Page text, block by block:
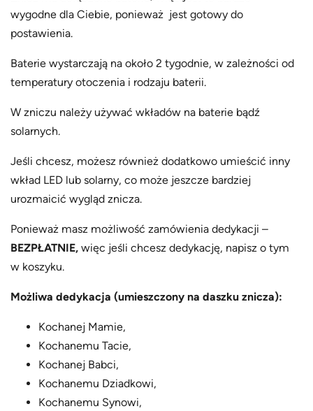
wygodne dla Ciebie, ponieważ jest gotowy do
postawienia.
Baterie wystarczają na około 2 tygodnie, w zależności od
temperatury otoczenia i rodzaju baterii.
W zniczu należy używać wkładów na baterie bądź
solarnych.
Jeśli chcesz, możesz również dodatkowo umieścić inny
wkład LED lub solarny, co może jeszcze bardziej
urozmaicić wygląd znicza.
Ponieważ masz możliwość zamówienia dedykacji –
BEZPŁATNIE,więc jeśli chcesz dedykację, napisz o tym
w koszyku.
Możliwa dedykacja (umieszczony na daszku znicza):
Kochanej Mamie,
Kochanemu Tacie,
Kochanej Babci,
Kochanemu Dziadkowi,
Kochanemu Synowi,